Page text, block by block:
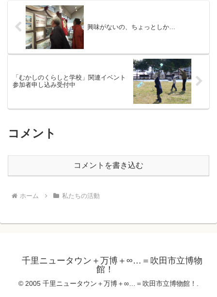
興味がないの、ちょっとしか…
「むかしのくらしと学校」関連イベント
参加者申し込み受付中
コメント
コメントを書き込む
ホーム 私たちの活動
千里ニュータウン＋万博＋∞…＝吹田市立博物
館！
© 2005 千里ニュータウン＋万博＋∞…＝吹田市立博物館！.